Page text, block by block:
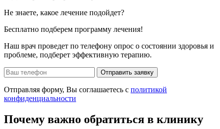
Не знаете, какое лечение подойдет?
Бесплатно подберем программу лечения!
Наш врач проведет по телефону опрос о состоянии здоровья и
проблеме, подберет эффективную терапию.
Отправить заявку
Отправляя форму, Вы соглашаетесь с политикой
конфиденциальности
Почему важно обратиться в клинику